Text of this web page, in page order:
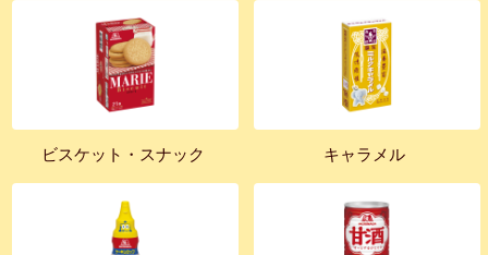
ビスケット・スナック キャラメル